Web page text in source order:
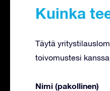
Kuinka
Täytä
toivomustesi
Nimi (pakollinen)